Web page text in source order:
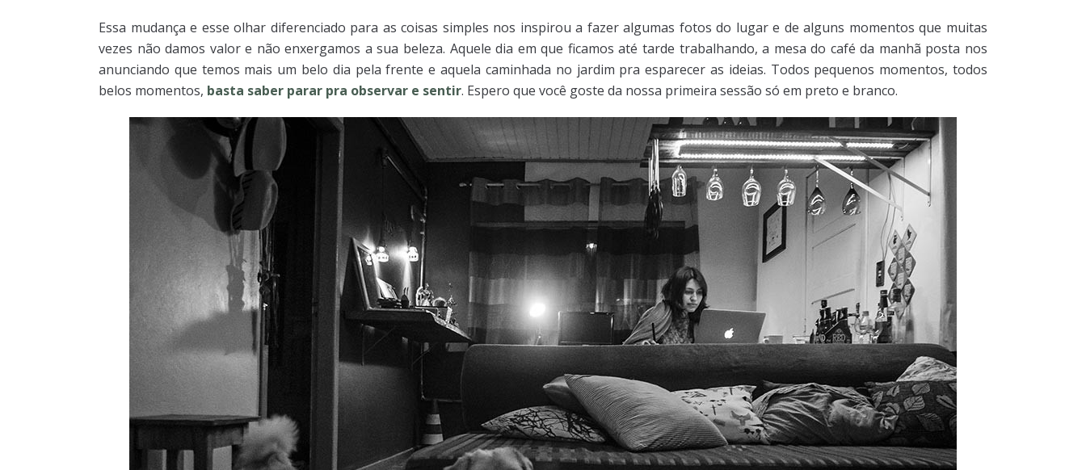
Essa mudança e esse olhar diferenciado para as coisas simples nos inspirou a fazer algumas fotos do lugar e de alguns momentos que muitas
vezes não damos valor e não enxergamos a sua beleza. Aquele dia em que ficamos até tarde trabalhando, a mesa do café da manhã posta nos
anunciando que temos mais um belo dia pela frente e aquela caminhada no jardim pra esparecer as ideias. Todos pequenos momentos, todos
belos momentos, basta saber parar pra observar e sentir. Espero que você goste da nossa primeira sessão só em preto e branco.